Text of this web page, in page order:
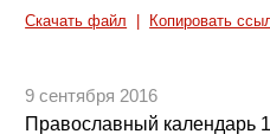
Скачать файл Копировать
9 сентября 2016
Православный календарь